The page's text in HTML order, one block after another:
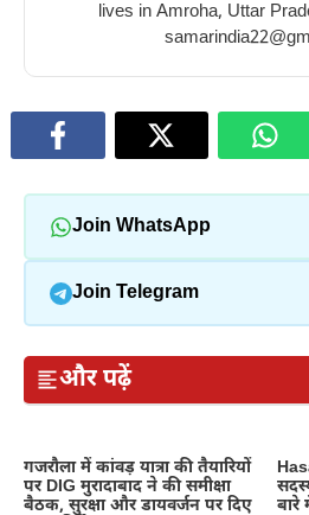
lives in Amroha, Uttar
Join WhatsApp
Join Telegram
और पढ़ें
गजरौला में कांवड़ यात्रा की तैयारियों
पर DIG मुरादाबाद ने की समीक्षा
बैठक, सुरक्षा और डायवर्जन पर दिए